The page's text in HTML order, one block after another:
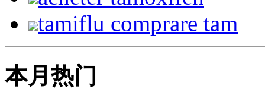
tamiflu comprare tam
本月热门